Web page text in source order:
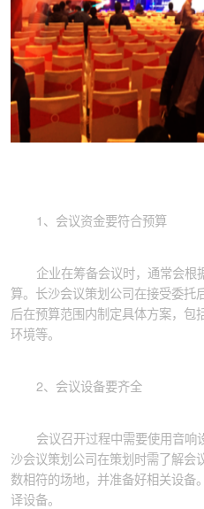
1、会议资金要符合预算
企业在筹备会议时，通常会根
算。长沙会议策划公司在接受委托
后在预算范围内制定具体方案，包
环境等。
2、会议设备要齐全
会议召开过程中需要使用音响
沙会议策划公司在策划时需了解会
数相符的场地，并准备好相关设备
译设备。